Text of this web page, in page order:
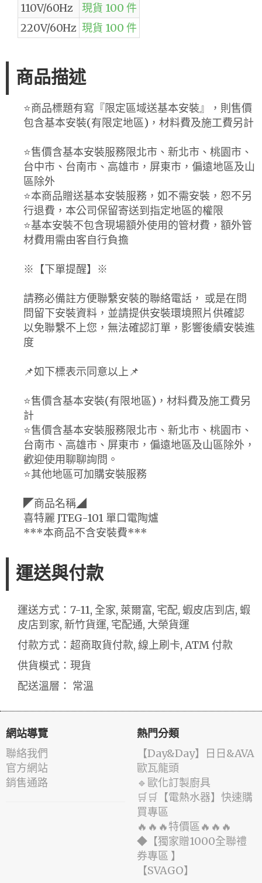
110V/60Hz
現貨 100 件
220V/60Hz 現貨 100 件
商品描述
⭐️商品標題有寫『限定區域送基本安裝』，則售價
包含基本安裝(有限定地區)，材料費及施工費另計
⭐️售價含基本安裝服務限北市、新北市、桃園市、
台中市、台南市、高雄市，屏東市，偏遠地區及山
區除外
⭐️本商品贈送基本安裝服務，如不需安裝，恕不另
行退費，本公司保留寄送到指定地區的權限
⭐️基本安裝不包含現場額外使用的管材費，額外管
材費用需由客自行負擔
※【下單提醒】※
請務必備註方便聯繫安裝的聯絡電話， 或是在問
問留下安裝資料，並請提供安裝環境照片供確認
以免聯繫不上您，無法確認訂單，影響後續安裝進
度
📌如下標表示同意以上📌
⭐️售價含基本安裝(有限地區)，材料費及施工費另
計
⭐️售價含基本安裝服務限北市、新北市、桃園市、
台南市、高雄市、屏東市，偏遠地區及山區除外，
歡迎使用聊聊詢問。
⭐️其他地區可加購安裝服務
◤商品名稱◢
喜特麗 JTEG-101 單口電陶爐
***本商品不含安裝費***
運送與付款
運送方式：7-11, 全家, 萊爾富, 宅配, 蝦皮店到店, 蝦
皮店到家, 新竹貨運, 宅配通, 大榮貨運
付款方式：超商取貨付款, 線上刷卡, ATM 付款
供貨模式：現貨
配送溫層： 常溫
網站導覽
聯絡我們
官方網站
銷售通路
熱門分類
️【Day&Day】️日日&AVA
歐瓦龍頭
🔹歐化訂製廚具
🛒🛒【電熱水器】快速購
買專區
🔥🔥🔥特價區🔥🔥🔥
◆【獨家贈1000全聯禮
券專區 】
️【SVAGO】️